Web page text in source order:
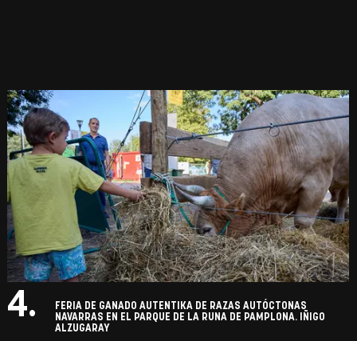
4.
FERIA DE GANADO AUTENTIKA DE RAZAS AUTÓCTONAS
NAVARRAS EN EL PARQUE DE LA RUNA DE PAMPLONA. IÑIGO
ALZUGARAY